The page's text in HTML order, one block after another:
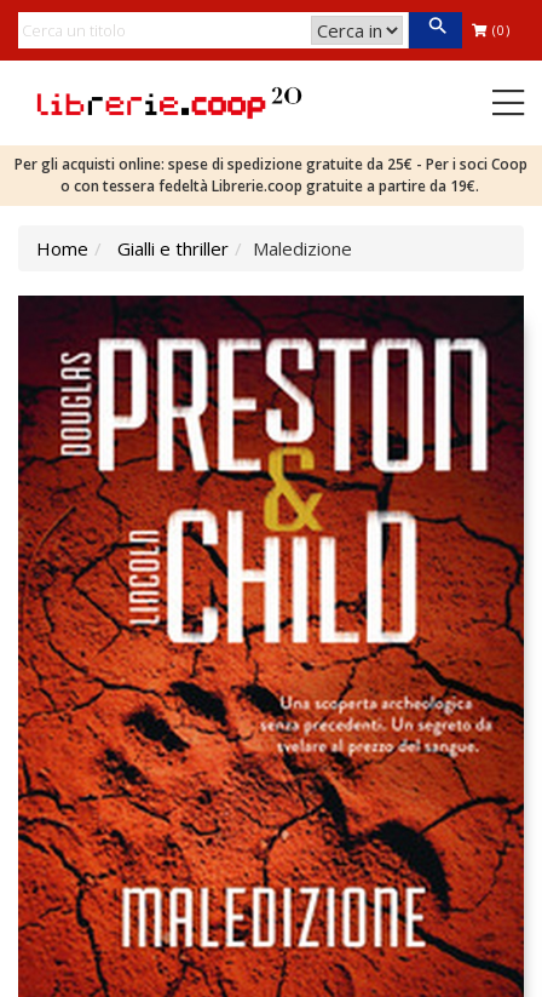
(0)
Per gli acquisti online: spese di spedizione gratuite da 25€ - Per i soci Coop
o con tessera fedeltà Librerie.coop gratuite a partire da 19€.
Home Gialli e thriller Maledizione